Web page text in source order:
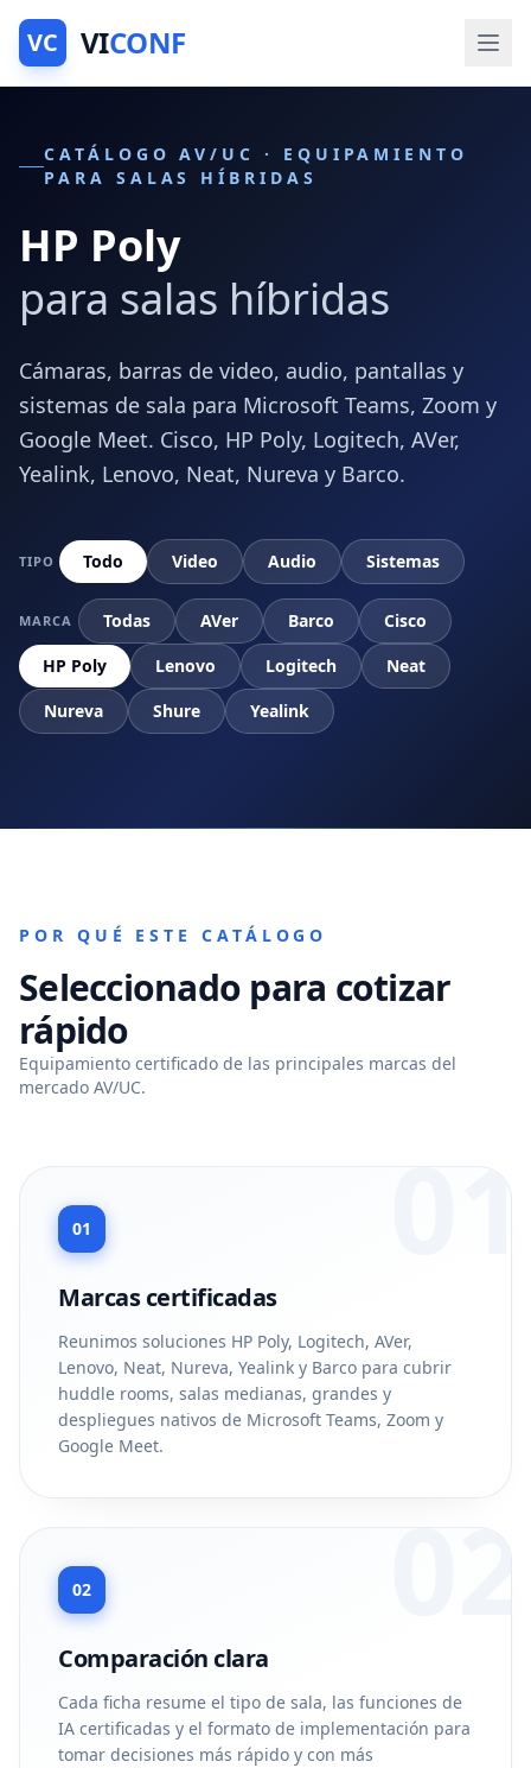
VC VICONF
CATÁLOGO AV/UC · EQUIPAMIENTO
PARA SALAS HÍBRIDAS
HP Poly
para salas híbridas
Cámaras, barras de video, audio, pantallas y
sistemas de sala para Microsoft Teams, Zoom y
Google Meet. Cisco, HP Poly, Logitech, AVer,
Yealink, Lenovo, Neat, Nureva y Barco.
TIPO Todo Video Audio Sistemas
MARCA Todas AVer Barco
Cisco
HP Poly
Lenovo Logitech
Neat
Nureva
Shure Yealink
POR QUÉ ESTE CATÁLOGO
Seleccionado para cotizar
rápido
Equipamiento certificado de las principales marcas del
mercado AV/UC.
01
01
Marcas certificadas
Reunimos soluciones HP Poly, Logitech, AVer,
Lenovo, Neat, Nureva, Yealink y Barco para cubrir
huddle rooms, salas medianas, grandes y
despliegues nativos de Microsoft Teams, Zoom y
Google Meet.
02
02
Comparación clara
Cada ficha resume el tipo de sala, las funciones de
IA certificadas y el formato de implementación para
tomar decisiones más rápido y con más